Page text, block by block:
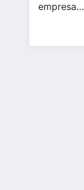
empresa…